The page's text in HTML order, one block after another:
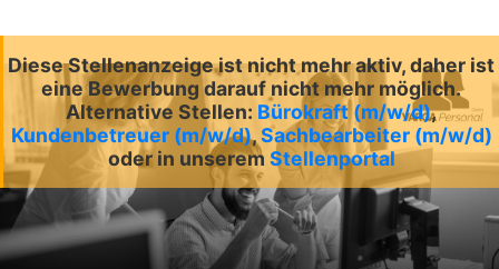
Diese Stellenanzeige ist nicht mehr aktiv, daher ist
eine Bewerbung darauf nicht mehr möglich.
Alternative Stellen: Bürokraft (m/w/d),
Kundenbetreuer (m/w/d),Sachbearbeiter (m/w/d)
oder in unserem Stellenportal